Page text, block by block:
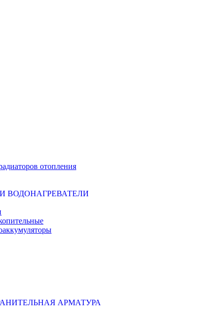
отопления
ВОДОНАГРЕВАТЕЛИ
АРМАТУРА